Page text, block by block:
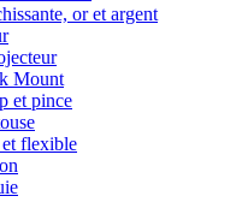
or et argent
Mount
et pince
flexible